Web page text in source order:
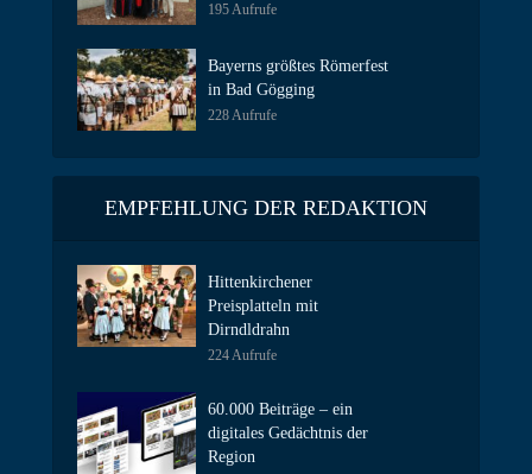
195 Aufrufe
Bayerns größtes Römerfest
in Bad Gögging
228 Aufrufe
EMPFEHLUNG DER REDAKTION
Hittenkirchener
Preisplatteln mit
Dirndldrahn
224 Aufrufe
60.000 Beiträge – ein
digitales Gedächtnis der
Region